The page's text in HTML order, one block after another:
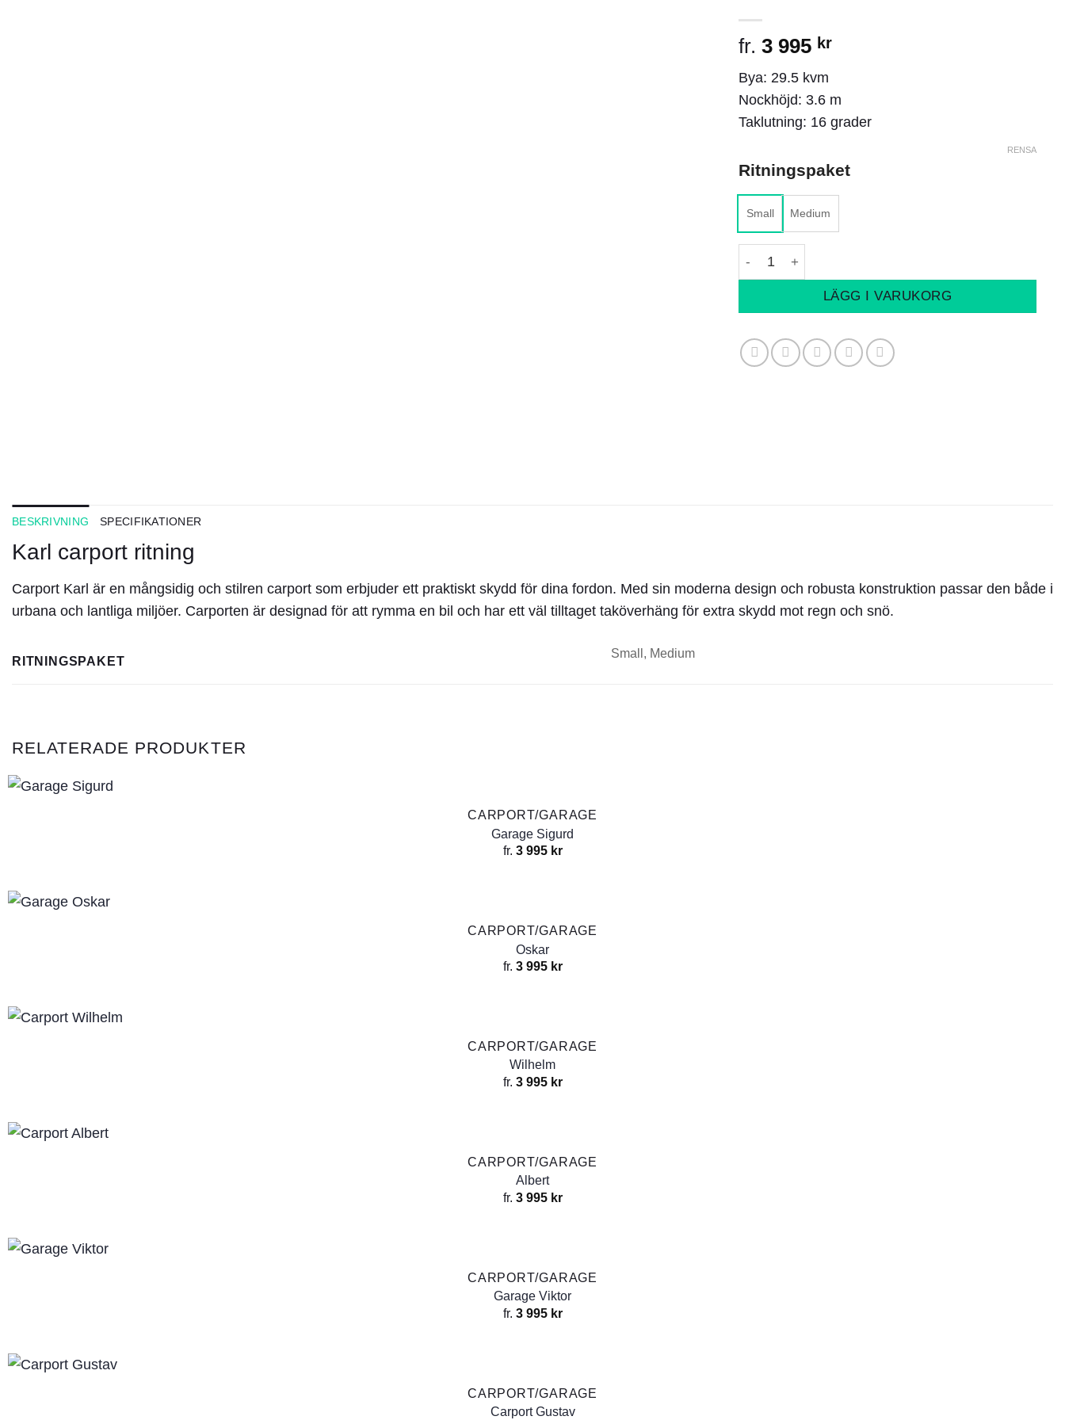
fr. 3 995 kr
Bya: 29.5 kvm
Nockhöjd: 3.6 m
Taklutning: 16 grader
Ritningspaket
Small Medium
RENSA
Karl mängd
LÄGG I VARUKORG
BESKRIVNING SPECIFIKATIONER
Karl carport ritning
Carport Karl är en mångsidig och stilren carport som erbjuder ett praktiskt skydd för dina fordon. Med sin moderna design och robusta konstruktion passar den både i
urbana och lantliga miljöer. Carporten är designad för att rymma en bil och har ett väl tilltaget taköverhäng för extra skydd mot regn och snö.
RITNINGSPAKET
Small, Medium
RELATERADE PRODUKTER
CARPORT/GARAGE
Garage Sigurd
fr. 3 995 kr
CARPORT/GARAGE
Oskar
fr. 3 995 kr
CARPORT/GARAGE
Wilhelm
fr. 3 995 kr
CARPORT/GARAGE
Albert
fr. 3 995 kr
CARPORT/GARAGE
Garage Viktor
fr. 3 995 kr
CARPORT/GARAGE
Carport Gustav